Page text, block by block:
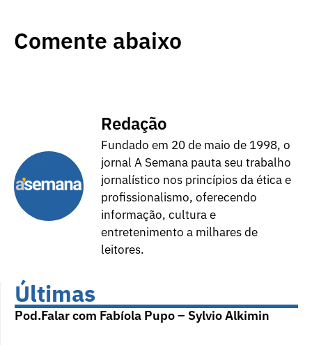
Comente abaixo
Redação
Fundado em 20 de maio de 1998, o
jornal A Semana pauta seu trabalho
jornalístico nos princípios da ética e
profissionalismo, oferecendo
informação, cultura e
entretenimento a milhares de
leitores.
Últimas
Pod.Falar com Fabíola Pupo – Sylvio Alkimin